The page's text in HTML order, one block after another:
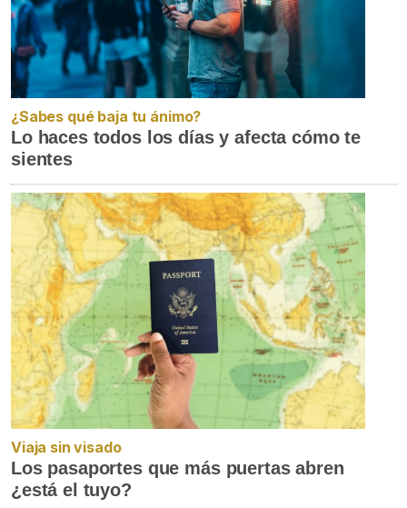
¿Sabes qué baja tu ánimo?
Lo haces todos los días y afecta cómo te
sientes
Viaja sin visado
Los pasaportes que más puertas abren
¿está el tuyo?